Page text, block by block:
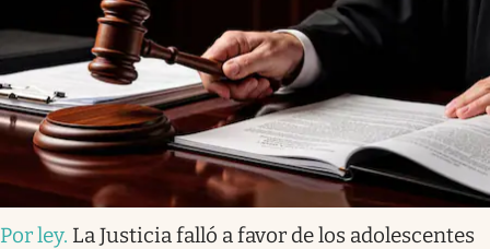
Por ley. La Justicia falló a favor de los adolescentes